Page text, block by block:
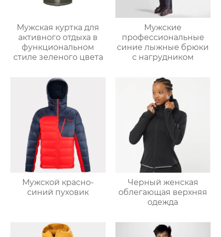
Мужская куртка для
активного отдыха в
функциональном
стиле зеленого цвета
Мужские
профессиональные
синие лыжные брюки
с нагрудником
Мужской красно-
синий пуховик
Черный женская
облегающая верхняя
одежда